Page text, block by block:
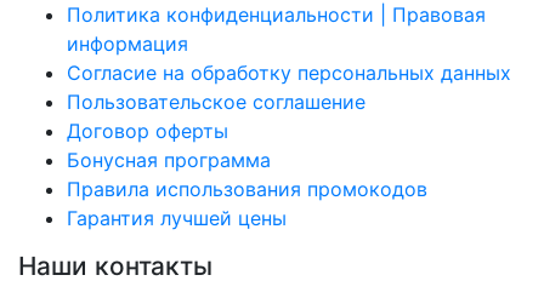
Политика конфиденциальности | Правовая
информация
Согласие на обработку персональных данных
Пользовательское соглашение
Договор оферты
Бонусная программа
Правила использования промокодов
Гарантия лучшей цены
Наши контакты